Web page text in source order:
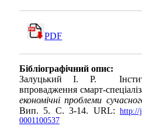
PDF
Бібліографічний опис:
Залуцький І. Р.
впровадження смарт-
економічні проблеми
Вип. 5. С. 3-14. URL: http://
0001100537